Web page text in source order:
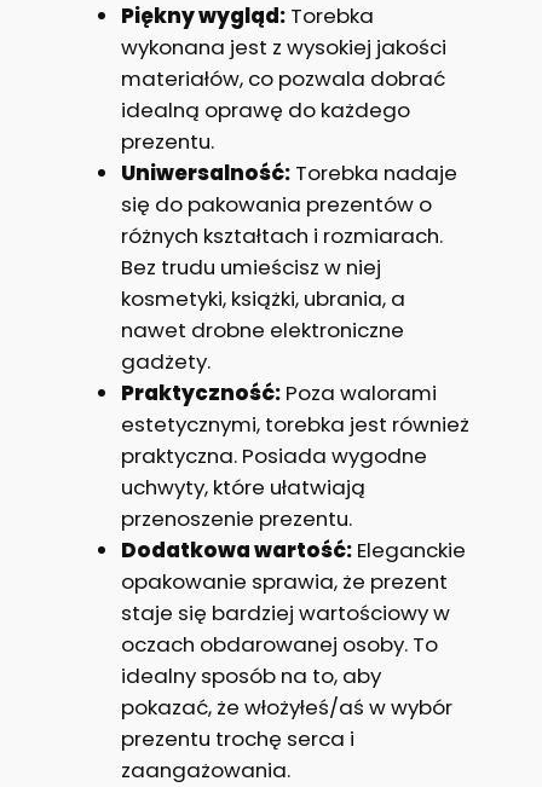
Piękny wygląd:Torebka
wykonana jest z wysokiej jakości
materiałów, co pozwala dobrać
idealną oprawę do każdego
prezentu.
Uniwersalność:Torebka nadaje
się do pakowania prezentów o
różnych kształtach i rozmiarach.
Bez trudu umieścisz w niej
kosmetyki, książki, ubrania, a
nawet drobne elektroniczne
gadżety.
Praktyczność:Poza walorami
estetycznymi, torebka jest również
praktyczna. Posiada wygodne
uchwyty, które ułatwiają
przenoszenie prezentu.
Dodatkowa wartość:Eleganckie
opakowanie sprawia, że prezent
staje się bardziej wartościowy w
oczach obdarowanej osoby. To
idealny sposób na to, aby
pokazać, że włożyłeś/aś w wybór
prezentu trochę serca i
zaangażowania.